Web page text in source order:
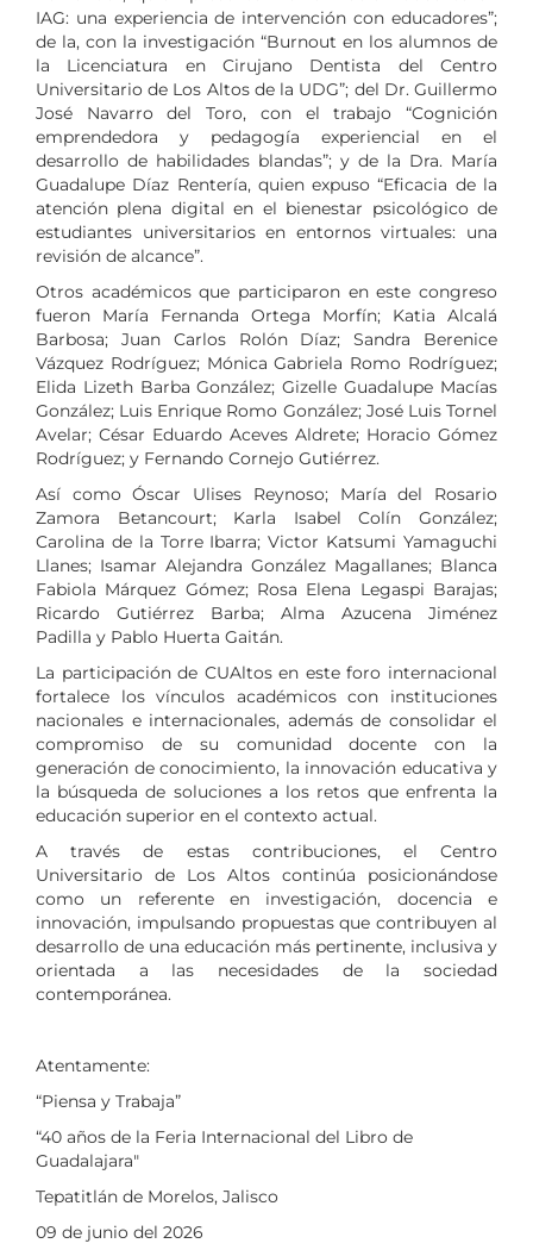
IAG: una experiencia de intervención con educadores”;
de la, con la investigación “Burnout en los alumnos de
la Licenciatura en Cirujano Dentista del Centro
Universitario de Los Altos de la UDG”; del Dr. Guillermo
José Navarro del Toro, con el trabajo “Cognición
emprendedora y pedagogía experiencial en el
desarrollo de habilidades blandas”; y de la Dra. María
Guadalupe Díaz Rentería, quien expuso “Eficacia de la
atención plena digital en el bienestar psicológico de
estudiantes universitarios en entornos virtuales: una
revisión de alcance”.
Otros académicos que participaron en este congreso
fueron María Fernanda Ortega Morfín; Katia Alcalá
Barbosa; Juan Carlos Rolón Díaz; Sandra Berenice
Vázquez Rodríguez; Mónica Gabriela Romo Rodríguez;
Elida Lizeth Barba González; Gizelle Guadalupe Macías
González; Luis Enrique Romo González; José Luis Tornel
Avelar; César Eduardo Aceves Aldrete; Horacio Gómez
Rodríguez; y Fernando Cornejo Gutiérrez.
Así como Óscar Ulises Reynoso; María del Rosario
Zamora Betancourt; Karla Isabel Colín González;
Carolina de la Torre Ibarra; Victor Katsumi Yamaguchi
Llanes; Isamar Alejandra González Magallanes; Blanca
Fabiola Márquez Gómez; Rosa Elena Legaspi Barajas;
Ricardo Gutiérrez Barba; Alma Azucena Jiménez
Padilla y Pablo Huerta Gaitán.
La participación de CUAltos en este foro internacional
fortalece los vínculos académicos con instituciones
nacionales e internacionales, además de consolidar el
compromiso de su comunidad docente con la
generación de conocimiento, la innovación educativa y
la búsqueda de soluciones a los retos que enfrenta la
educación superior en el contexto actual.
A través de estas contribuciones, el Centro
Universitario de Los Altos continúa posicionándose
como un referente en investigación, docencia e
innovación, impulsando propuestas que contribuyen al
desarrollo de una educación más pertinente, inclusiva y
orientada a las necesidades de la sociedad
contemporánea.
Atentamente:
“Piensa y Trabaja”
“40 años de la Feria Internacional del Libro de
Guadalajara"
Tepatitlán de Morelos, Jalisco
09 de junio del 2026